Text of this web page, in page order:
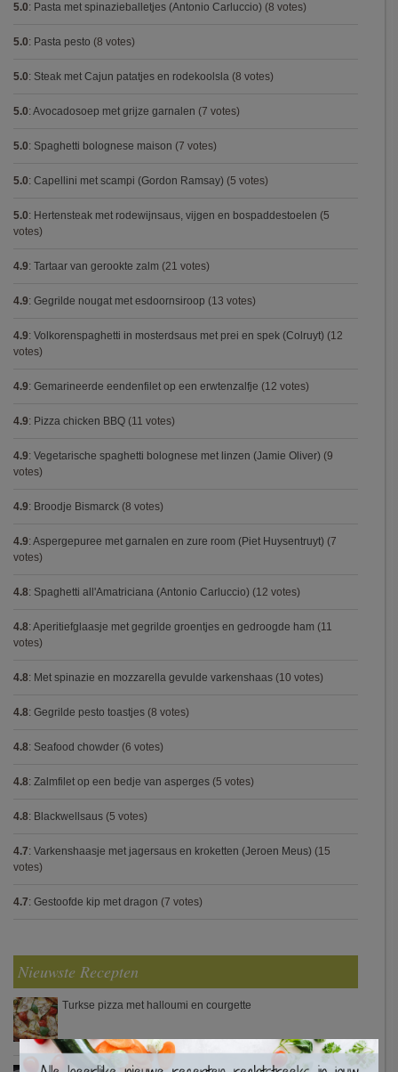
5.0: Pasta met spinazieballetjes (Antonio Carluccio) (8 votes)
5.0: Pasta pesto (8 votes)
5.0: Steak met Cajun patatjes en rodekoolsla (8 votes)
5.0: Avocadosoep met grijze garnalen (7 votes)
5.0: Spaghetti bolognese maison (7 votes)
5.0: Capellini met scampi (Gordon Ramsay) (5 votes)
5.0: Hertensteak met rodewijnsaus, vijgen en bospaddestoelen (5
votes)
4.9: Tartaar van gerookte zalm (21 votes)
4.9: Gegrilde nougat met esdoornsiroop (13 votes)
4.9: Volkorenspaghetti in mosterdsaus met prei en spek (Colruyt) (12
votes)
4.9: Gemarineerde eendenfilet op een erwtenzalfje (12 votes)
4.9: Pizza chicken BBQ (11 votes)
4.9: Vegetarische spaghetti bolognese met linzen (Jamie Oliver) (9
votes)
4.9: Broodje Bismarck (8 votes)
4.9: Aspergepuree met garnalen en zure room (Piet Huysentruyt) (7
votes)
4.8: Spaghetti all'Amatriciana (Antonio Carluccio) (12 votes)
4.8: Aperitiefglaasje met gegrilde groentjes en gedroogde ham (11
votes)
4.8: Met spinazie en mozzarella gevulde varkenshaas (10 votes)
4.8: Gegrilde pesto toastjes (8 votes)
4.8: Seafood chowder (6 votes)
4.8: Zalmfilet op een bedje van asperges (5 votes)
4.8: Blackwellsaus (5 votes)
4.7: Varkenshaasje met jagersaus en kroketten (Jeroen Meus) (15
votes)
4.7: Gestoofde kip met dragon (7 votes)
Nieuwste Recepten
Turkse pizza met halloumi en courgette
×